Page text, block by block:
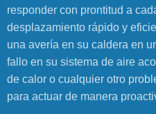
responder con prontitud a
desplazamiento rápido y
una avería en su caldera en
fallo en su sistema de aire
de calor o cualquier otro
para actuar de manera